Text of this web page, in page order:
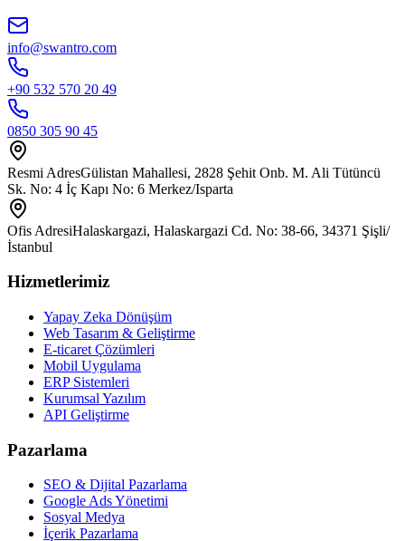
info@swantro.com
+90 532 570 20 49
0850 305 90 45
Resmi AdresGülistan Mahallesi, 2828 Şehit Onb. M. Ali Tütüncü
Sk. No: 4 İç Kapı No: 6 Merkez/Isparta
Ofis AdresiHalaskargazi, Halaskargazi Cd. No: 38-66, 34371 Şişli/
İstanbul
Hizmetlerimiz
Yapay Zeka Dönüşüm
Web Tasarım & Geliştirme
E-ticaret Çözümleri
Mobil Uygulama
ERP Sistemleri
Kurumsal Yazılım
API Geliştirme
Pazarlama
SEO & Dijital Pazarlama
Google Ads Yönetimi
Sosyal Medya
İçerik Pazarlama